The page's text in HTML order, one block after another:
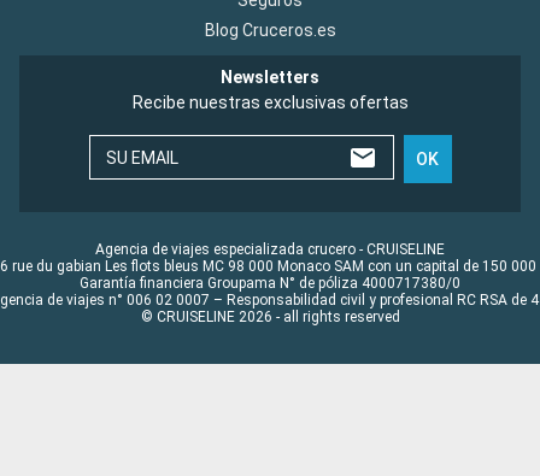
Blog Cruceros.es
Newsletters
Recibe nuestras exclusivas ofertas
SU EMAIL OK
Agencia de viajes especializada crucero - CRUISELINE
rue du gabian Les flots bleus MC 98 000 Monaco SAM con un capital de 150 000
Garantía financiera Groupama N° de póliza 4000717380/0
de viajes n° 006 02 0007 – Responsabilidad civil y profesional RC RSA de
© CRUISELINE 2026 - all rights reserved